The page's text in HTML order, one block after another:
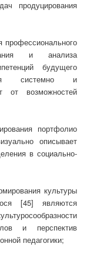
продуцирования
и анализа
будущего
системно и
от возможностей
портфолио
описывает
в социально-
культуры
[45] являются
и перспектив
педагогики;